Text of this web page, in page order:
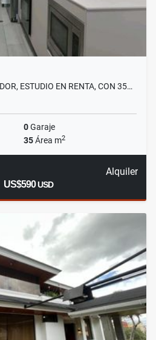
ESTUDIO EN RENTA, CON 35…
0Garaje
35Área m2
Alquiler
US$590USD